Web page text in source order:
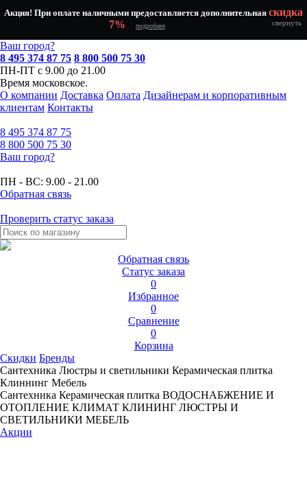
Акция! При оплате наличными предоставляется дополнительная скидка
7%
подробнее свернуть
Ваш город?
8 495 374 87 75 8 800 500 75 30
ПН-ПТ с 9.00 до 21.00
Время московское.
О компании Доставка Оплата Дизайнерам и корпоративным
клиентам Контакты
8 495 374 87 75
8 800 500 75 30
Ваш город?
ПН - ВС: 9.00 - 21.00
Обратная связь
Проверить статус заказа
Обратная связь
Статус заказа
0
Избранное
0
Сравнение
0
Корзина
Скидки Бренды
Сантехника Люстры и светильники Керамическая плитка
Клиннинг Мебель
Сантехника Керамическая плитка ВОДОСНАБЖЕНИЕ И
ОТОПЛЕНИЕ КЛИМАТ КЛИНИНГ ЛЮСТРЫ И
СВЕТИЛЬНИКИ МЕБЕЛЬ
Акции